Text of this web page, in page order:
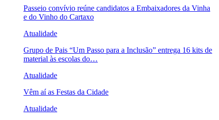
Passeio convívio reúne candidatos a Embaixadores da Vinha
e do Vinho do Cartaxo
Atualidade
Grupo de Pais “Um Passo para a Inclusão” entrega 16 kits de
material às escolas do…
Atualidade
Vêm aí as Festas da Cidade
Atualidade